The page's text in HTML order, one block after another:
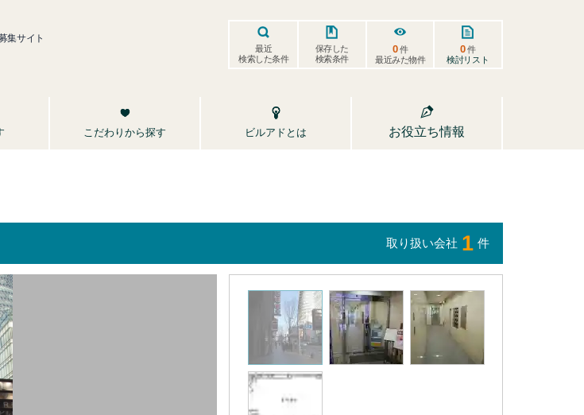
集サイト
最近
検索した条件
保存した
検索条件
0件
最近みた物件
0件
検討リスト
こだわりから探す ビルアドとは お役立ち情報
取り扱い会社 1 件